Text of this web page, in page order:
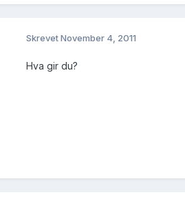
SkrevetNovember 4, 2011
Hva gir du?